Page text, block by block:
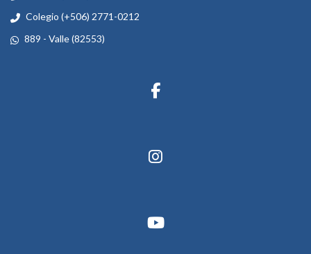
Colegio (+506) 2771-0212
889 - Valle (82553)